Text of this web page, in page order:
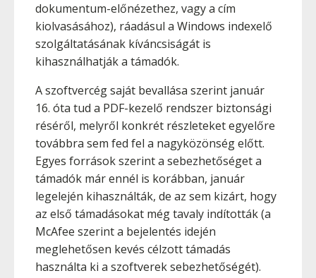
dokumentum-előnézethez, vagy a cím
kiolvasásához), ráadásul a Windows indexelő
szolgáltatásának kíváncsiságát is
kihasználhatják a támadók.
A szoftvercég saját bevallása szerint január
16. óta tud a PDF-kezelő rendszer biztonsági
réséről, melyről konkrét részleteket egyelőre
továbbra sem fed fel a nagyközönség előtt.
Egyes források szerint a sebezhetőséget a
támadók már ennél is korábban, január
legelején kihasználták, de az sem kizárt, hogy
az első támadásokat még tavaly indították (a
McAfee szerint a bejelentés idején
meglehetősen kevés célzott támadás
használta ki a szoftverek sebezhetőségét).